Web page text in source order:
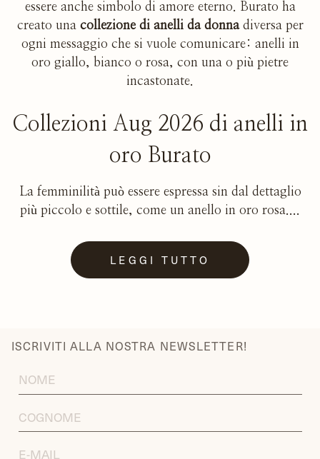
essere anche simbolo di amore eterno. Burato ha
creato una collezione di anelli da donnadiversa per
ogni messaggio che si vuole comunicare: anelli in
oro giallo, bianco o rosa, con una o più pietre
incastonate.
Collezioni Aug 2026 di anelli in
oro Burato
La femminilità può essere espressa sin dal dettaglio
più piccolo e sottile, come un anello in oro rosa....
LEGGI TUTTO
ISCRIVITI ALLA NOSTRA NEWSLETTER!
FIRST
NAME
LAST
NAME
EMAIL